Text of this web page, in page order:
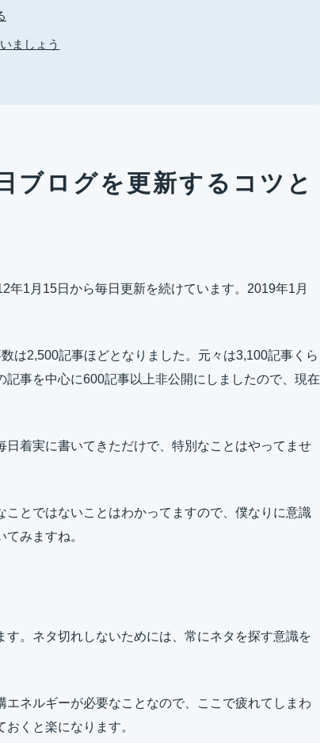
ましょう
ブログを更新するコツと
1月15日から毎日更新を続けています。2019年1月
は2,500記事ほどとなりました。元々は3,100記事くら
事を中心に600記事以上非公開にしましたので、現在
着実に書いてきただけで、特別なことはやってませ
とではないことはわかってますので、僕なりに意識
みますね。
。ネタ切れしないためには、常にネタを探す意識を
ネルギーが必要なことなので、ここで疲れてしまわ
くと楽になります。